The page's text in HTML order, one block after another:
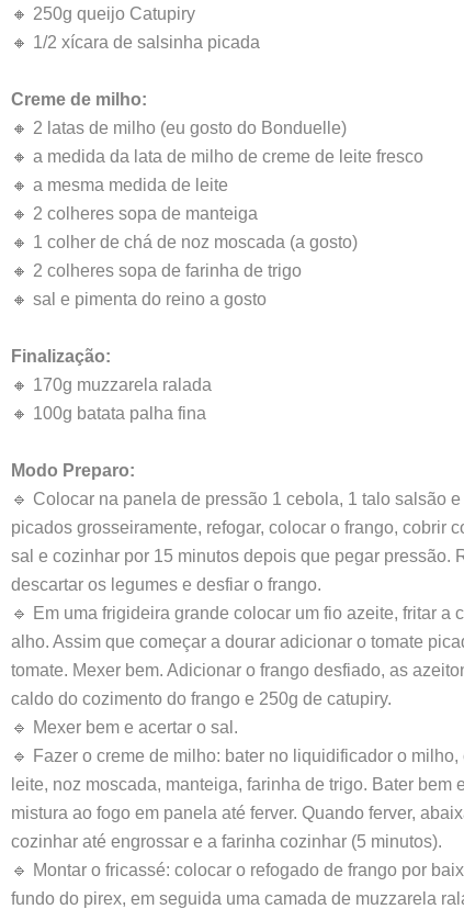
🔸 250g queijo Catupiry
🔸 1/2 xícara de salsinha picada
Creme de milho:
🔸 2 latas de milho (eu gosto do Bonduelle)
🔸 a medida da lata de milho de creme de leite fresco
🔸 a mesma medida de leite
🔸 2 colheres sopa de manteiga
🔸 1 colher de chá de noz moscada (a gosto)
🔸 2 colheres sopa de farinha de trigo
🔸 sal e pimenta do reino a gosto
Finalização:
🔸 170g muzzarela ralada
🔸 100g batata palha fina
Modo Preparo:
🔹 Colocar na panela de pressão 1 cebola, 1 talo salsão
picados grosseiramente, refogar, colocar o frango, cobrir
sal e cozinhar por 15 minutos depois que pegar pressão.
descartar os legumes e desfiar o frango.
🔹 Em uma frigideira grande colocar um fio azeite, fritar a
alho. Assim que começar a dourar adicionar o tomate
tomate. Mexer bem. Adicionar o frango desfiado, as
caldo do cozimento do frango e 250g de catupiry.
🔹 Mexer bem e acertar o sal.
🔹 Fazer o creme de milho: bater no liquidificador o milho,
leite, noz moscada, manteiga, farinha de trigo. Bater bem
mistura ao fogo em panela até ferver. Quando ferver,
cozinhar até engrossar e a farinha cozinhar (5 minutos).
🔹 Montar o fricassé: colocar o refogado de frango por
fundo do pirex, em seguida uma camada de muzzarela